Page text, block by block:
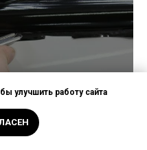
PORSCHE
улучшить работу сайта